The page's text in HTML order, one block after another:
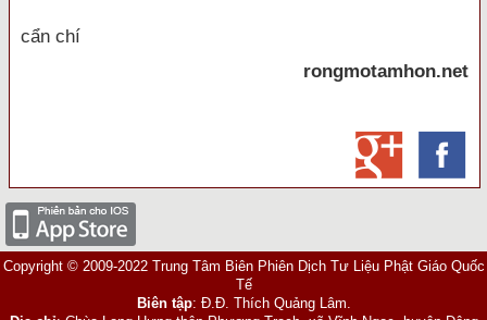
cẩn chí
rongmotamhon.net
Copyright © 2009-2022 Trung Tâm Biên Phiên Dịch Tư Liệu Phật Giáo Quốc
Tế
Biên tập: Đ.Đ. Thích Quảng Lâm.